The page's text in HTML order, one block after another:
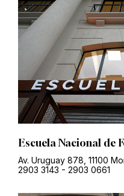
Escuela Nacional de
Av. Uruguay 878, 11100
2903 3143 - 2903 0661